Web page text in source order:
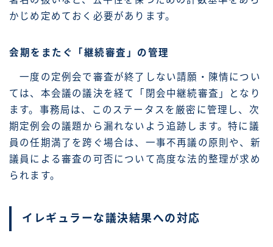
かじめ定めておく必要があります。
会期をまたぐ「継続審査」の管理
一度の定例会で審査が終了しない請願・陳情につい
ては、本会議の議決を経て「閉会中継続審査」となり
ます。事務局は、このステータスを厳密に管理し、次
期定例会の議題から漏れないよう追跡します。特に議
員の任期満了を跨ぐ場合は、一事不再議の原則や、新
議員による審査の可否について高度な法的整理が求め
られます。
イレギュラーな議決結果への対応